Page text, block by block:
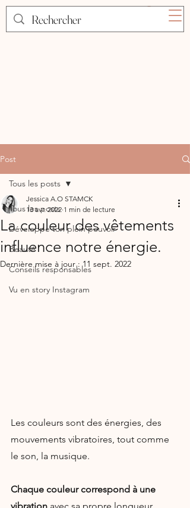
Post
Tous les posts
Développe ton plein pouvoir
Beauté
Conseils responsables
Vu en story Instagram
Tous les posts
La couleur des vêtements
influence notre énergie.
Jessica A.O STAMCK
13 avr. 2022 1 min de lecture
Dernière mise à jour :11 sept. 2022
Les couleurs sont des énergies, des
mouvements vibratoires, tout comme
le son, la musique.
Chaque couleur correspond à une